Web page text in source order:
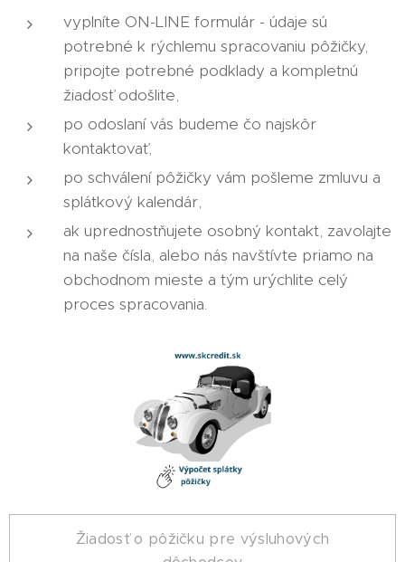
vyplníte ON-LINE formulár - údaje sú
potrebné k rýchlemu spracovaniu pôžičky,
pripojte potrebné podklady a kompletnú
žiadosť odošlite,
po odoslaní vás budeme čo najskôr
kontaktovať,
po schválení pôžičky vám pošleme zmluvu a
splátkový kalendár,
ak uprednostňujete osobný kontakt, zavolajte
na naše čísla, alebo nás navštívte priamo na
obchodnom mieste a tým urýchlite celý
proces spracovania.
Žiadosť o pôžičku pre výsluhových